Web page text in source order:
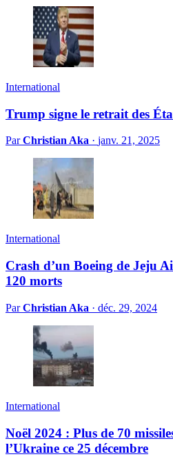
International
Trump signe le retrait des
ParChristian Aka · janv. 21, 2025
International
Crash d’un Boeing de Jeju
120 morts
ParChristian Aka · déc. 29, 2024
International
Noël 2024 : Plus de 70
l’Ukraine ce 25 décembre